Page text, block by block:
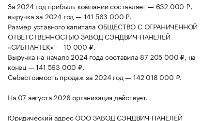
За 2024 год прибыль компании составляет — 632 000 ₽,
выручка за 2024 год — 141 563 000 ₽.
Размер уставного капитала ОБЩЕСТВО С ОГРАНИЧЕННОЙ
ОТВЕТСТВЕННОСТЬЮ ЗАВОД СЭНДВИЧ-ПАНЕЛЕЙ
«СИБПАНТЕК» — 10 000 ₽.
Выручка на начало 2024 года составила 87 205 000 ₽, на
конец — 141 563 000 ₽.
Себестоимость продаж за 2024 год — 142 018 000 ₽.
На 07 августа 2026 организация действует.
Юридический адрес ООО ЗАВОД СЭНДВИЧ-ПАНЕЛЕЙ